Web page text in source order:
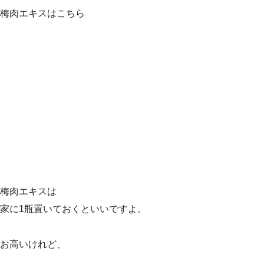
梅肉エキスはこちら
梅肉エキスは
家に1瓶置いておくといいですよ。
お高いけれど、